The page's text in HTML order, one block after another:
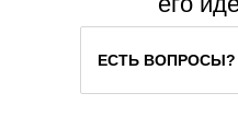
ЕСТЬ ВОПРОСЫ?